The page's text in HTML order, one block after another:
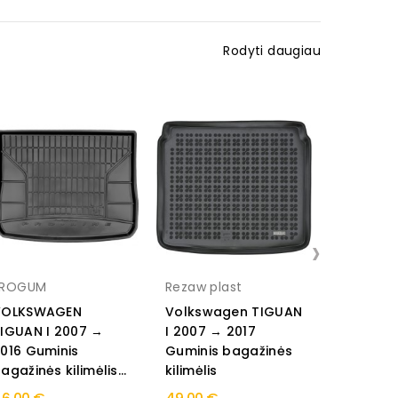
Rodyti daugiau
I 2007 →
Guminis
kilimėlis...
Rezaw plast
Volkswagen TIGUAN
I 2007 → 2017
Guminis bagažinės
kilimėlis
›